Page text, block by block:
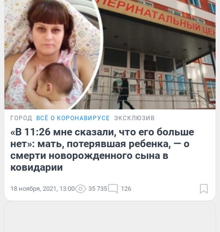
ГОРОД ВСЁ О КОРОНАВИРУСЕ ЭКСКЛЮЗИВ
«В 11:26 мне сказали, что его больше
нет»: мать, потерявшая ребенка, — о
смерти новорожденного сына в
ковидарии
18 ноября, 2021, 13:00 35 735 126